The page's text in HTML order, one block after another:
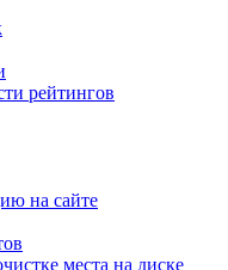
рейтингов
на сайте
места на диске